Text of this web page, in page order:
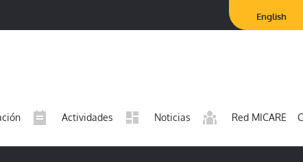
English
Actividades Noticias Red MICARE